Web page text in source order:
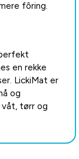
fôring.
en rekke
LickiMat er
og
våt, tørr og